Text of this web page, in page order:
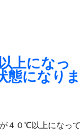
上になっ
態になりま
４０℃以上になって